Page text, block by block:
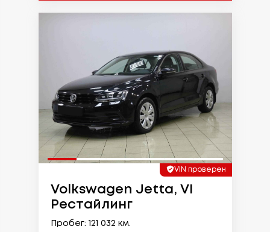
VIN проверен
Volkswagen Jetta, VI
Рестайлинг
Пробег: 121 032 км.